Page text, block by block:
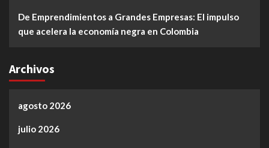
De Emprendimientos a Grandes Empresas: El impulso
que acelera la economía negra en Colombia
Archivos
agosto 2026
julio 2026